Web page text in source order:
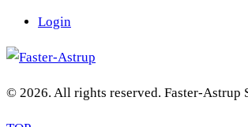
Login
© 2026. All rights reserved. Faster-Astrup